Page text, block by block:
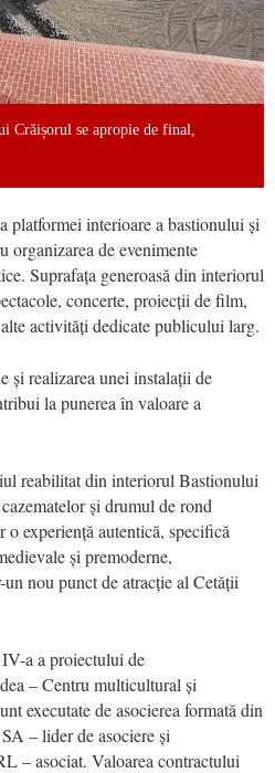
Crăișorul se apropie de final,
platformei interioare a bastionului și
organizarea de evenimente
Suprafața generoasă din interiorul
concerte, proiecții de film,
activități dedicate publicului larg.
și realizarea unei instalații de
la punerea în valoare a
reabilitat din interiorul Bastionului
și drumul de rond
experiență autentică, specifică
și premoderne,
nou punct de atracție al Cetății
a a proiectului de
– Centru multicultural și
executate de asocierea formată din
– lider de asociere și
– asociat. Valoarea contractului